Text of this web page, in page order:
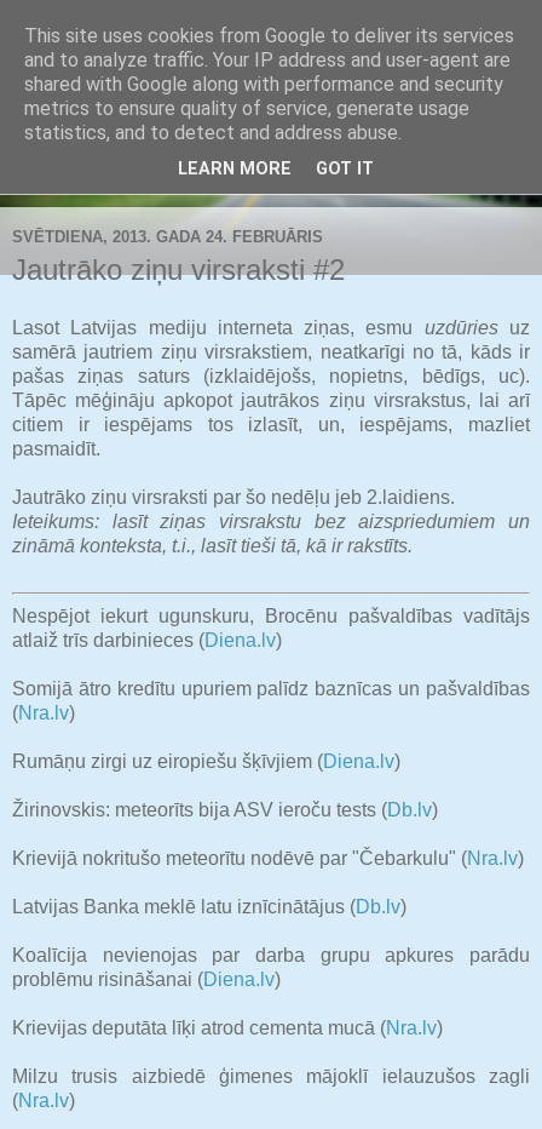
Buldozers.Lv
Subjektīvi par svarīgāko.
SVĒTDIENA, 2013. GADA 24. FEBRUĀRIS
Jautrāko ziņu virsraksti #2
Lasot Latvijas mediju interneta ziņas, esmu uzdūries uz
samērā jautriem ziņu virsrakstiem, neatkarīgi no tā, kāds ir
pašas ziņas saturs (izklaidējošs, nopietns, bēdīgs, uc).
Tāpēc mēģināju apkopot jautrākos ziņu virsrakstus, lai arī
citiem ir iespējams tos izlasīt, un, iespējams, mazliet
pasmaidīt.
Jautrāko ziņu virsraksti par šo nedēļu jeb 2.laidiens.
Ieteikums: lasīt ziņas virsrakstu bez aizspriedumiem un
zināmā konteksta, t.i., lasīt tieši tā, kā ir rakstīts.
Nespējot iekurt ugunskuru, Brocēnu pašvaldības vadītājs
atlaiž trīs darbinieces (Diena.lv)
Somijā ātro kredītu upuriem palīdz baznīcas un pašvaldības
(Nra.lv)
Rumāņu zirgi uz eiropiešu šķīvjiem (Diena.lv)
Žirinovskis: meteorīts bija ASV ieroču tests (Db.lv)
Krievijā nokritušo meteorītu nodēvē par "Čebarkulu" (Nra.lv)
Latvijas Banka meklē latu iznīcinātājus (Db.lv)
Koalīcija nevienojas par darba grupu apkures parādu
problēmu risināšanai (Diena.lv)
Krievijas deputāta līķi atrod cementa mucā (Nra.lv)
Milzu trusis aizbiedē ģimenes mājoklī ielauzušos zagli
(Nra.lv)
This site uses cookies from Google to deliver its services
and to analyze traffic. Your IP address and user-agent are
shared with Google along with performance and security
metrics to ensure quality of service, generate usage
statistics, and to detect and address abuse.
LEARN MORE GOT IT